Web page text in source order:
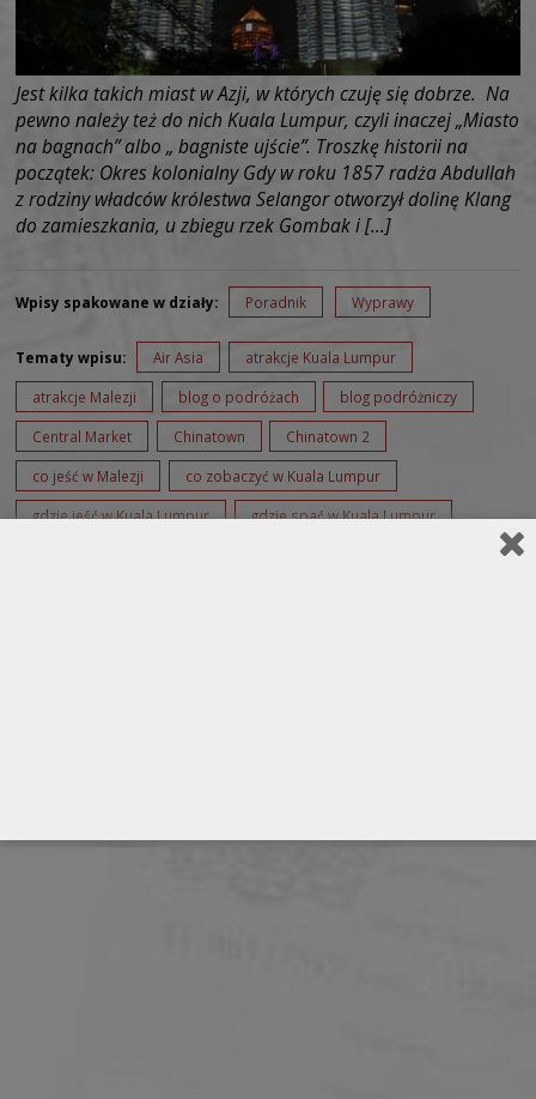
Jest kilka takich miast w Azji, w których czuję się dobrze. Na
pewno należy też do nich Kuala Lumpur, czyli inaczej „Miasto
na bagnach” albo „ bagniste ujście”. Troszkę historii na
początek: Okres kolonialny Gdy w roku 1857 radża Abdullah
z rodziny władców królestwa Selangor otworzył dolinę Klang
do zamieszkania, u zbiegu rzek Gombak i […]
Wpisy spakowane w działy: Poradnik Wyprawy
Tematy wpisu: Air Asia atrakcje Kuala Lumpur
atrakcje Malezji blog o podróżach blog podróżniczy
Central Market Chinatown Chinatown 2
co jeść w Malezji co zobaczyć w Kuala Lumpur
gdzie jeść w Kuala Lumpur gdzie spać w Kuala Lumpur